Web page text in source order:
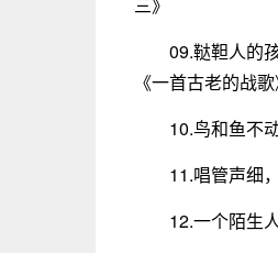
三》
09.鞑靼人的
《一首古老的战歌
10.鸟和鱼不
11.唱管声细
12.一个陌生